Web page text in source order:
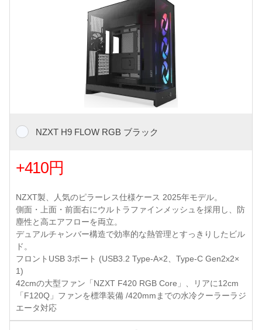
NZXT H9 FLOW RGB ブラック
+410円
NZXT製、人気のピラーレス仕様ケース 2025年モデル。
側面・上面・前面右にウルトラファインメッシュを採用し、防
塵性と高エアフローを両立。
デュアルチャンバー構造で効率的な熱管理とすっきりしたビル
ド。
フロントUSB 3ポート (USB3.2 Type-A×2、Type-C Gen2x2×
1)
42cmの大型ファン「NZXT F420 RGB Core」、リアに12cm
「F120Q」ファンを標準装備 /420mmまでの水冷クーラーラジ
エータ対応